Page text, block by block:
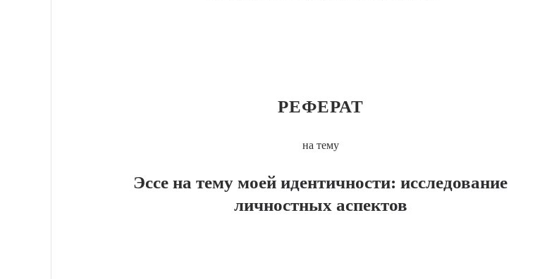
РЕФЕРАТ
на тему
Эссе на тему моей идентичности: исследование
личностных аспектов